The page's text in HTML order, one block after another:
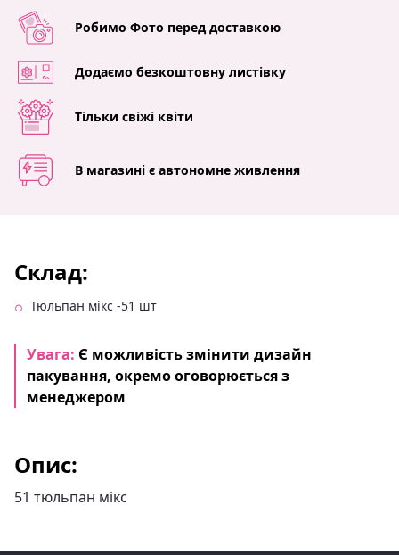
Робимо Фото перед доставкою
Додаємо безкоштовну листівку
Тільки свіжі квіти
В магазині є автономне живлення
Склад:
Тюльпан мікс -51 шт
Увага: Є можливість змінити дизайн
пакування, окремо оговорюється з
менеджером
Опис:
51 тюльпан мікс